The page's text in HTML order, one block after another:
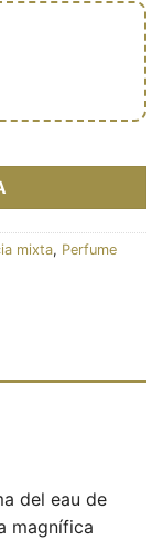
Scents cantidad
mixta, Perfume
del eau de
magnífica